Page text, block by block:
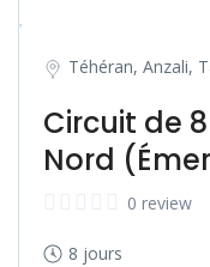
Téhéran, Anzali,
Circuit de
Nord
0 review
8 jours